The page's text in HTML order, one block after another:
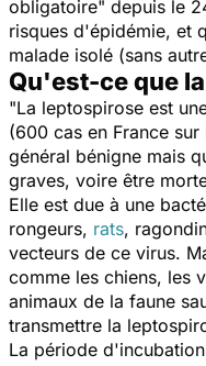
obligatoire" depuis le
risques d'épidémie, et
malade isolé (sans
Qu'est-ce que
"La leptospirose est
(600 cas en France
général bénigne mais
graves, voire être
Elle est due à une
rongeurs, rats,
vecteurs de ce virus.
comme les chiens, les
animaux de la faune
transmettre la
La période